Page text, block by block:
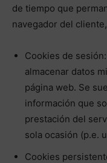
de tiempo que
navegador del
Cookies de
almacenar datos
página web. Se
información que
prestación del
sola ocasión (p.e.
Cookies